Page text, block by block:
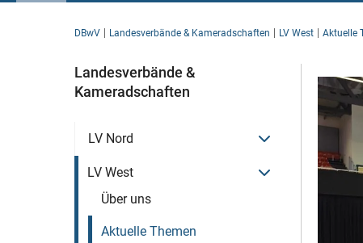
DBwV Landesverbände & Kameradschaften LV West Aktuelle
Landesverbände &
Kameradschaften
LV Nord
LV West
Menü öffnen
Über uns
Aktuelle Themen